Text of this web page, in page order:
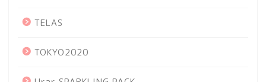
TELAS
TOKYO2020